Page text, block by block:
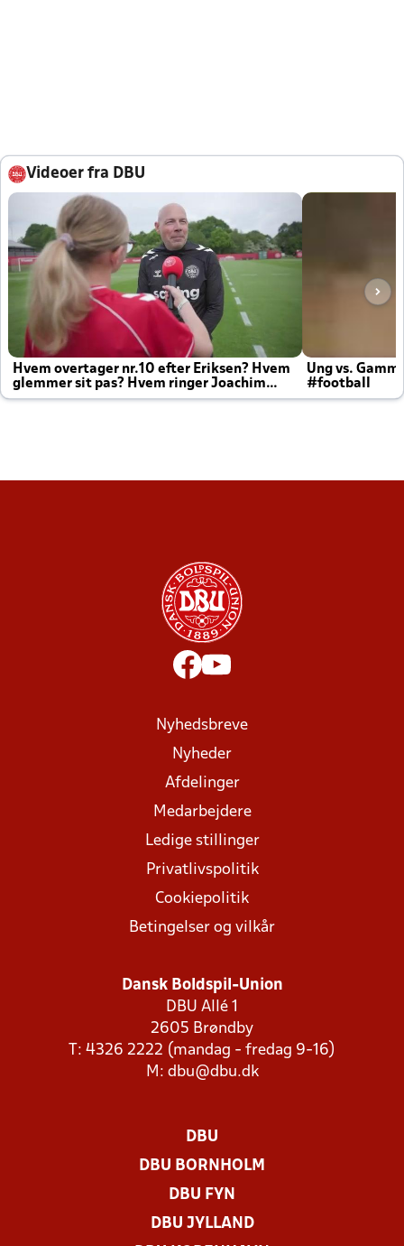
Videoer fra DBU
Hvem overtager nr.10 efter Eriksen? Hvem
glemmer sit pas? Hvem ringer Joachim
altid til efter kampe?
Ung vs.
#football
Nyhedsbreve
Nyheder
Afdelinger
Medarbejdere
Ledige stillinger
Privatlivspolitik
Cookiepolitik
Betingelser og vilkår
Dansk Boldspil-Union
DBU Allé 1
2605 Brøndby
T: 4326 2222 (mandag - fredag 9-16)
M: dbu@dbu.dk
DBU
DBU BORNHOLM
DBU FYN
DBU JYLLAND